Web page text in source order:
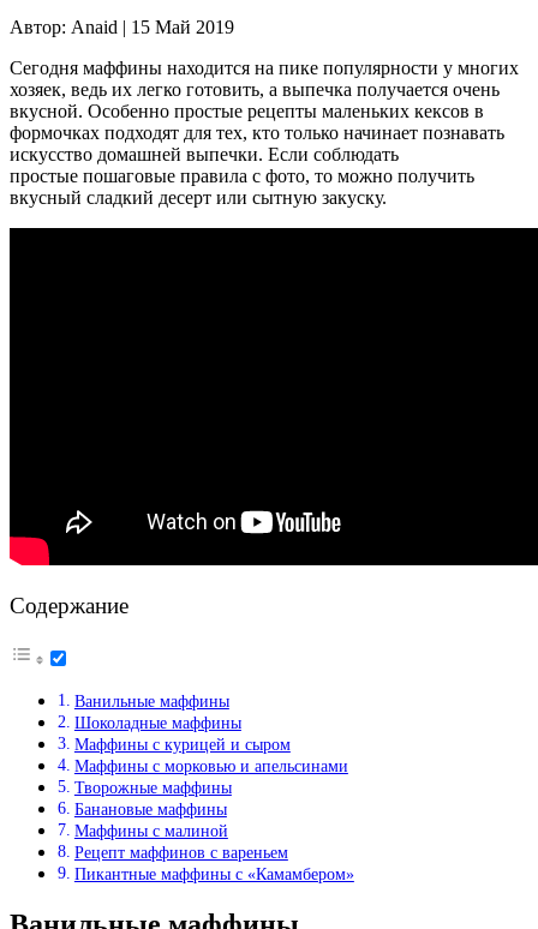
Автор: Anaid | 15 Май 2019
Сегодня маффины находится на пике популярности у многих
хозяек, ведь их легко готовить, а выпечка получается очень
вкусной. Особенно простые рецепты маленьких кексов в
формочках подходят для тех, кто только начинает познавать
искусство домашней выпечки. Если соблюдать
простые пошаговые правила с фото, то можно получить
вкусный сладкий десерт или сытную закуску.
Содержание
Ванильные маффины
Шоколадные маффины
Маффины с курицей и сыром
Маффины с морковью и апельсинами
Творожные маффины
Банановые маффины
Маффины с малиной
Рецепт маффинов с вареньем
Пикантные маффины с «Камамбером»